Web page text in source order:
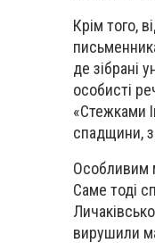
Крім того,
де зібрані
особисті
«Стежками
спадщини,
Особливим
Саме тоді
вирушили